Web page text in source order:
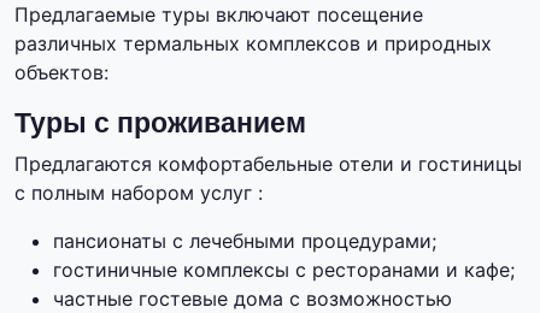
Предлагаемые туры включают посещение
различных термальных комплексов и природных
объектов:
Туры с проживанием
Предлагаются комфортабельные отели и гостиницы
с полным набором услуг :
пансионаты с лечебными процедурами;
гостиничные комплексы с ресторанами и кафе;
частные гостевые дома с возможностью